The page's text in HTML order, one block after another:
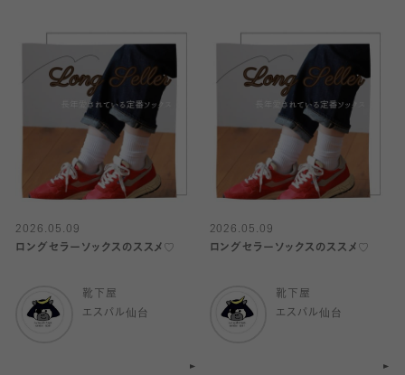
2026.05.09
ロングセラーソックスのススメ♡
靴下屋
エスパル仙台
2026.05.09
ロングセラーソックスのススメ♡
靴下屋
エスパル仙台